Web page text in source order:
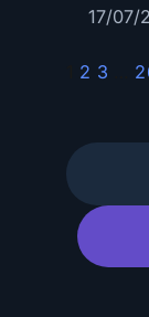
n
e
17/07/
2 3
Pesquisar